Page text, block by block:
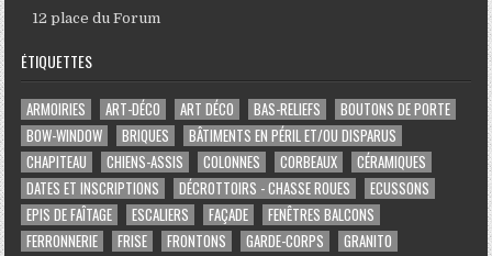
12 place du Forum
ÉTIQUETTES
ARMOIRIES ART-DÉCO ART DÉCO BAS-RELIEFS
BOUTONS DE PORTE
BOW-WINDOW
BRIQUES
BÂTIMENTS EN PÉRIL ET/OU DISPARUS
CHAPITEAU
CHIENS-ASSIS COLONNES CORBEAUX
CÉRAMIQUES
DATES ET INSCRIPTIONS
DÉCROTTOIRS - CHASSE ROUES
ECUSSONS
EPIS DE FAÎTAGE
ESCALIERS FAÇADE
FENÊTRES BALCONS
FERRONNERIE
FRISE FRONTONS GARDE-CORPS
GRANITO